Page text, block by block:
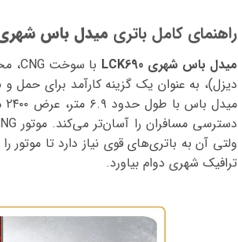
راهنمای کامل باتری میدل باس
میدل باس شهری LCK690
ولتی آن به باتری‌های قوی نیاز دارد تا
ترافیک شهری دوام بیاورد.